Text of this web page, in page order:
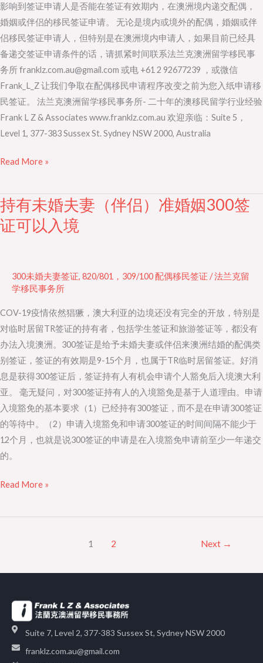
影响到签证申请人是否能在签证有效期内，在澳洲境内递交配偶，
婚姻或伴侣的移民签证申请。 无论是境内或境外的配偶，婚姻或伴
侣移民签证申请人，但特别是在澳洲境内申请人，如果目前已经具
备递交签证申请条件的话，请抓紧时间联系法兰克澳洲留学移民事
务所 franklz.com.au@gmail.com 或电 +61 2 92677239 ，或微信
Frank_L_Z 让我们争取在配偶移民申请程序改变之前为您入纸申请移
民签证。 法兰克澳洲留学移民事务所- 二十年的澳移民留学行业经验
Frank L Z & Associates www.franklz.com.au 欢迎亲临：Suite 5，
Level 1, 377-383 Sussex St. Sydney NSW 2000, Australia
Read More »
持有未婚夫妻（伴侣）准婚姻300签
证可以入境
300未婚夫妻签证, 820/801，309/100 配偶移民签证 /法兰克留
学移民事务所
COV-19疫情依然猖獗，澳大利亚的边境还没有完全的开放，特别是
对临时居留TR签证的持有者，包括学生签证和旅游签证等，都没有
办法入境澳洲。300签证是给予未婚夫妻或伴侣来澳洲结婚的配偶类
别签证，签证的有效期是9-15个月，也属于TR临时居留签证。好消
息是获得300签证后，签证持有人有机会申请个人豁免后入境澳大利
亚。 毫无疑问，对300签证持有人的入境豁免是基于人道理由。申请
入境豁免的基本要求（1）已经持有300签证，而不是在申请300签证
的等待中。（2）申请入境豁免和申请300签证的时间间隔不能少于
12个月，也就是说300签证的申请是在入境豁免申请前至少一年递交
的。
持
有
未
侣）
准
婚
姻
300
签
证
可
以
入
Read More »
1 2 Next →
Suite 7, Level 2, 377-383 Sussex St, Sydney NSW 2000
franklz.com.au@gmail.com